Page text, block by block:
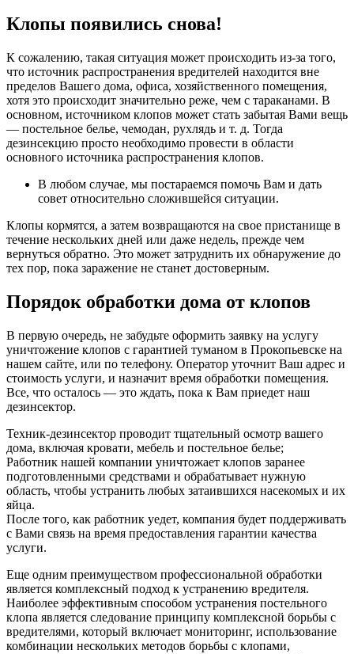
Клопы появились снова!
К сожалению, такая ситуация может происходить из-за того,
что источник распространения вредителей находится вне
пределов Вашего дома, офиса, хозяйственного помещения,
хотя это происходит значительно реже, чем с тараканами. В
основном, источником клопов может стать забытая Вами вещь
— постельное белье, чемодан, рухлядь и т. д. Тогда
дезинсекцию просто необходимо провести в области
основного источника распространения клопов.
В любом случае, мы постараемся помочь Вам и дать
совет относительно сложившейся ситуации.
Клопы кормятся, а затем возвращаются на свое пристанище в
течение нескольких дней или даже недель, прежде чем
вернуться обратно. Это может затруднить их обнаружение до
тех пор, пока заражение не станет достоверным.
Порядок обработки дома от клопов
В первую очередь, не забудьте оформить заявку на услугу
уничтожение клопов с гарантией туманом в Прокопьевске на
нашем сайте, или по телефону. Оператор уточнит Ваш адрес и
стоимость услуги, и назначит время обработки помещения.
Все, что осталось — это ждать, пока к Вам приедет наш
дезинсектор.
Техник-дезинсектор проводит тщательный осмотр вашего
дома, включая кровати, мебель и постельное белье;
Работник нашей компании уничтожает клопов заранее
подготовленными средствами и обрабатывает нужную
область, чтобы устранить любых затаившихся насекомых и их
яйца.
После того, как работник уедет, компания будет поддерживать
с Вами связь на время предоставления гарантии качества
услуги.
Еще одним преимуществом профессиональной обработки
является комплексный подход к устранению вредителя.
Наиболее эффективным способом устранения постельного
клопа является следование принципу комплексной борьбы с
вредителями, который включает мониторинг, использование
комбинации нескольких методов борьбы с клопами,